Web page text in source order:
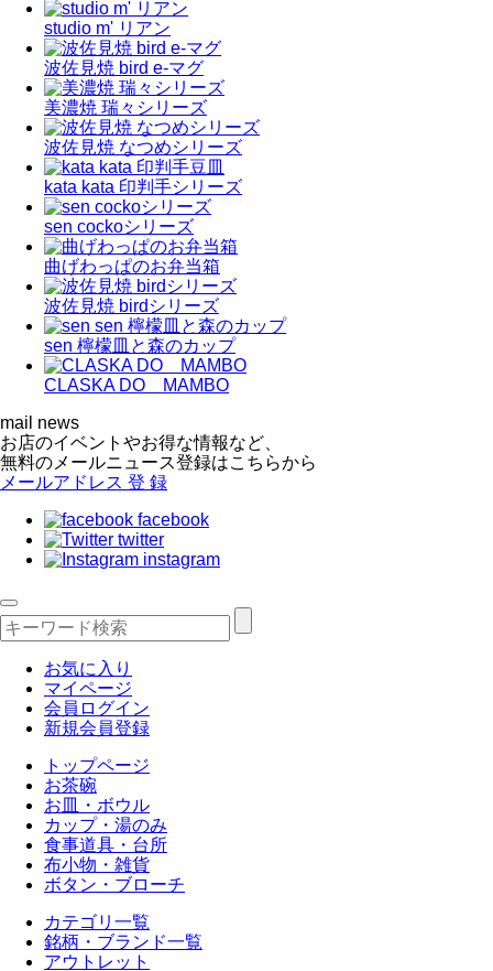
studio m' リアン
波佐見焼 bird e-マグ
美濃焼 瑞々シリーズ
波佐見焼 なつめシリーズ
kata kata 印判手シリーズ
sen cockoシリーズ
曲げわっぱのお弁当箱
波佐見焼 birdシリーズ
sen 檸檬皿と森のカップ
CLASKA DO MAMBO
mail news
お店のイベントやお得な情報など、
無料のメールニュース登録はこちらから
メールアドレス 登 録
facebook
twitter
instagram
お気に入り
マイページ
会員ログイン
新規会員登録
トップページ
お茶碗
お皿・ボウル
カップ・湯のみ
食事道具・台所
布小物・雑貨
ボタン・ブローチ
カテゴリ一覧
銘柄・ブランド一覧
アウトレット